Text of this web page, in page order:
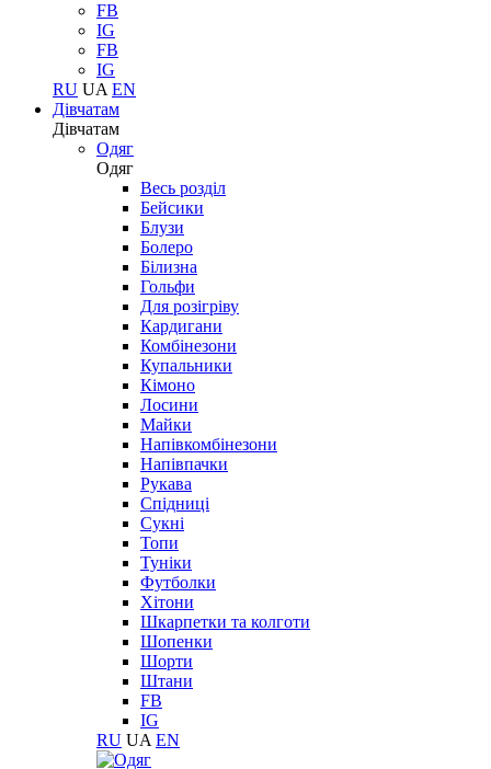
FB
IG
FB
IG
RU UA EN
Дівчатам
Дівчатам
Одяг
Одяг
Весь розділ
Бейсики
Блузи
Болеро
Білизна
Гольфи
Для розігріву
Кардигани
Комбінезони
Купальники
Кімоно
Лосини
Майки
Напівкомбінезони
Напівпачки
Рукава
Спідниці
Сукні
Топи
Туніки
Футболки
Хітони
Шкарпетки та колготи
Шопенки
Шорти
Штани
FB
IG
RU UA EN